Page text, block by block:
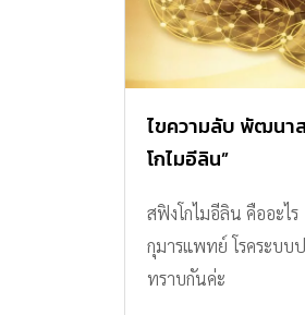
ไขความลับ พัฒนา
โกไมอีลิน”
สฟิงโกไมอีลิน คืออะ
กุมารแพทย์ โรคระบบ
ทราบกันค่ะ